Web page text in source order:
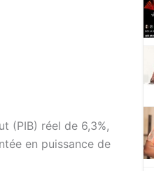
(PIB) réel de 6,3%,
en puissance de